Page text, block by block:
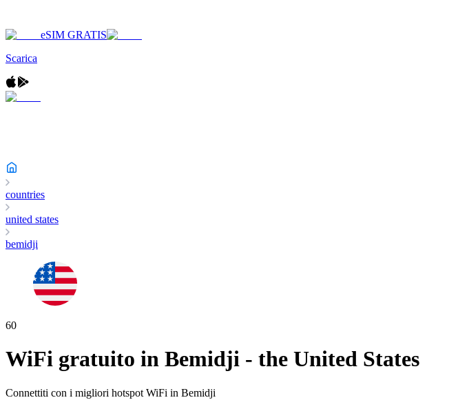
eSIM GRATIS
Scarica
countries
united states
bemidji
60
WiFi gratuito in Bemidji - the United States
Connettiti con i migliori hotspot WiFi in Bemidji